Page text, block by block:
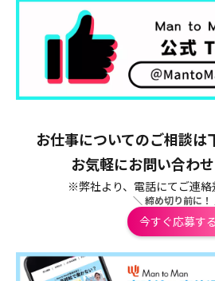
お仕事についてのご相談は
お気軽にお問い合わせ
※弊社より、電話にてご連絡
＼ 締め切り前に！
今すぐ応募する